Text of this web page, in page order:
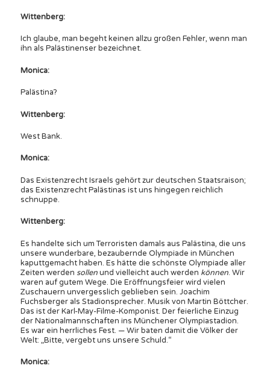
Wittenberg:
Ich glaube, man begeht keinen allzu großen Fehler, wenn man
ihn als Palästinenser bezeichnet.
Monica:
Palästina?
Wittenberg:
West Bank.
Monica:
Das Existenzrecht Israels gehört zur deutschen Staatsraison;
das Existenzrecht Palästinas ist uns hingegen reichlich
schnuppe.
Wittenberg:
Es handelte sich um Terroristen damals aus Palästina, die uns
unsere wunderbare, bezaubernde Olympiade in München
kaputtgemacht haben. Es hätte die schönste Olympiade aller
Zeiten werden sollenund vielleicht auch werden können. Wir
waren auf gutem Wege. Die Eröffnungsfeier wird vielen
Zuschauern unvergesslich geblieben sein. Joachim
Fuchsberger als Stadionsprecher. Musik von Martin Böttcher.
Das ist der Karl-May-Filme-Komponist. Der feierliche Einzug
der Nationalmannschaften ins Münchener Olympiastadion.
Es war ein herrliches Fest. — Wir baten damit die Völker der
Welt: „Bitte, vergebt uns unsere Schuld.“
Monica: